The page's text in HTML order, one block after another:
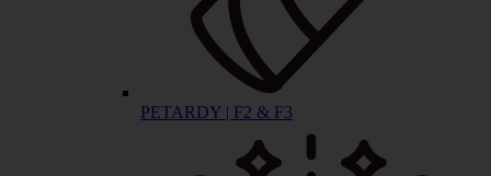
PETARDY | F2 & F3